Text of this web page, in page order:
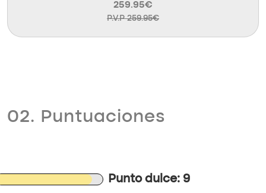
259.95€
P.V.P 259.95€
02. Puntuaciones
Punto dulce: 9